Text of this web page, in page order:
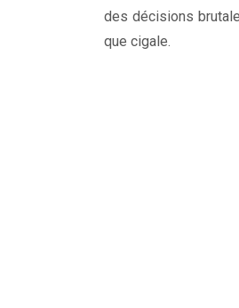
des décisions
que cigale.